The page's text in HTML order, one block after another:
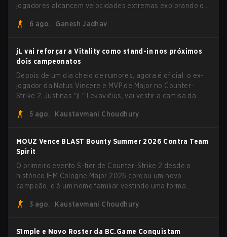
jogadores alcancem velocidades extremas explorando o
6 ago.
Ganesh Jadhav
jL vai reforçar a Vitality como stand-in nos próximos
dois campeonatos
Depois de um dia cheio de rumores, agora é oficial: o ex-
jogador da Natus Vincere e MVP de Major no Counter-
Strike 2, Justinas "jL" Lekavičius, vai vestir a camisa da
Bucharest.
5 ago. Kaustavmani Choudhury
MOUZ Vence BLAST Bounty Summer 2026 Contra Team
Spirit
O primeiro evento S-tier de Counter-Strike 2 desde o
histórico IEM Cologne Major 2026 coroou um novo
campeão, e é um nome familiar vestindo uma forma
shuffles, avançou pela Team Spirit em uma série
3 ago. Kaustavmani Choudhury
S1mple e Novo Roster da BC.Game Conquistam